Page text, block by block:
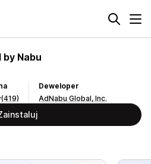
by Nabu
(419)
Deweloper
AdNabu Global, Inc.